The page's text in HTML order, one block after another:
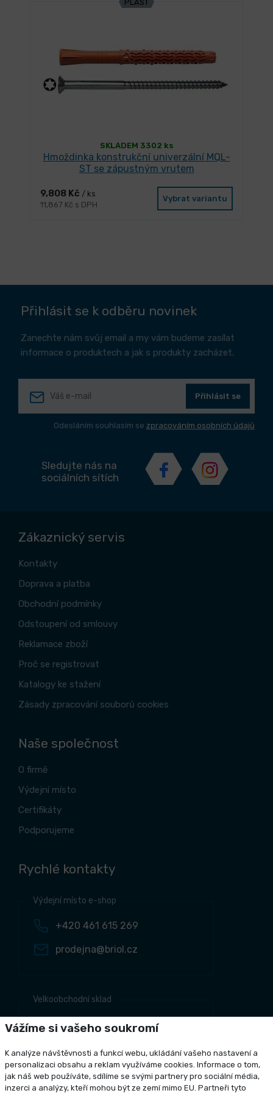
PLAST
SKLADEM 3302 ks
Hmoždinka konstrukční univerzální MQL-
ST se zápustným vrutem
9,808 Kč / ks
11,867 Kč s DPH
Vybrat variantu
Přihlásit se k odběru novinek
Zanechte nám svůj email a my vám budeme zasílat
informace o produktech a jak s produkty zacházet.
Přihlásit se
Odesláním souhlasím se zpracováním osobních údajů
Sledujte nás na
sociálních sítích
Zákaznický servis
Kontakty
Doprava a platba
Obchodní podmínky
Odstoupení od smlouvy
Reklamace zboží
Proč se registrovat
Katalogy ke stažení
Zásady zpracování souborů cookies
Naše společnost
O firmě
Výdejní místo
Certifikáty
Podporujeme
Rychlé kontakty
Výdejní místo e-shop
+420 461 615 269
prodejna@briol.cz
Velkoobchodní sklad
+420 461 634 161
+420 461 634 381
odbyt@briol.cz
Vážíme si vašeho soukromí
K analýze návštěvnosti a funkcí webu, ukládání vašeho nastavení a
personalizaci obsahu a reklam využíváme cookies. Informace o tom,
jak náš web používáte, sdílíme se svými partnery pro sociální média,
inzerci a analýzy, kteří mohou být ze zemí mimo EU. Partneři tyto